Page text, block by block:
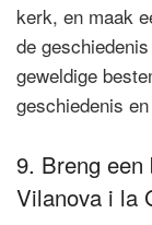
kerk, en maak
de
geweldige
geschiedenis
9. Breng een
Vilanova i la